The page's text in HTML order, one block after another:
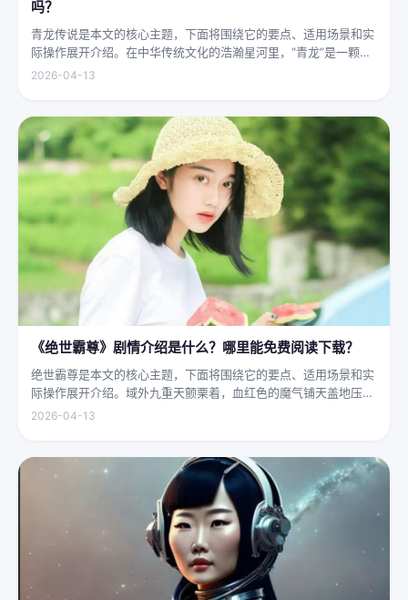
吗？
青龙传说是本文的核心主题，下面将围绕它的要点、适用场景和实
际操作展开介绍。在中华传统文化的浩瀚星河里，“青龙”是一颗璀
璨夺目的明珠，它与白虎、朱雀、玄武并称“四灵”，雄踞东方，是
2026-04-13
《绝世霸尊》剧情介绍是什么？哪里能免费阅读下载？
绝世霸尊是本文的核心主题，下面将围绕它的要点、适用场景和实
际操作展开介绍。域外九重天颤栗着，血红色的魔气铺天盖地压向
人间界最后一道防线——诛仙阵。阵中百万仙神联军已是强弩之
2026-04-13